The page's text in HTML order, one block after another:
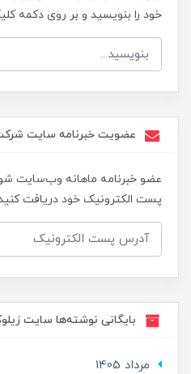
خود را بنویسید و بر روی دکمه
عضویت خبرنامه سایت
عضو خبرنامه ماهانه وب‌سایت
پست الکترونیک خود دریافت
بایگانی نوشته‌ها سایت
مرداد 1405